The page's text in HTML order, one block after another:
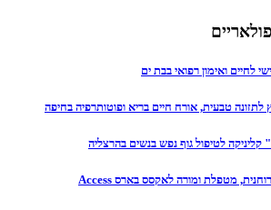
לחיים ואימון רפואי בבת ים
לתזונה טבעית, אורח חיים בריא ופוטותרפיה בחיפה
לטיפול גוף נפש בנשים בהרצליה
שרונה סופר -מאמנת רוחנית, מטפלת ומורה לאקסס בארס Access